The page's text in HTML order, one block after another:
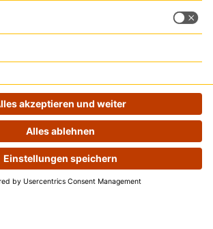
Impressum|Datenschutz